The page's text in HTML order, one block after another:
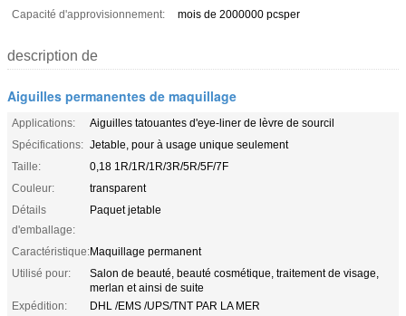
Capacité d'approvisionnement:
mois de 2000000 pcsper
description de
Aiguilles permanentes de maquillage
Applications:
Aiguilles tatouantes d'eye-liner de lèvre de sourcil
Spécifications: Jetable, pour à usage unique seulement
Taille:
0,18 1R/1R/1R/3R/5R/5F/7F
Couleur:
transparent
Détails
d'emballage:
Paquet jetable
Caractéristique:Maquillage permanent
Utilisé pour:
Salon de beauté, beauté cosmétique, traitement de visage,
merlan et ainsi de suite
Expédition:
DHL /EMS /UPS/TNT PAR LA MER